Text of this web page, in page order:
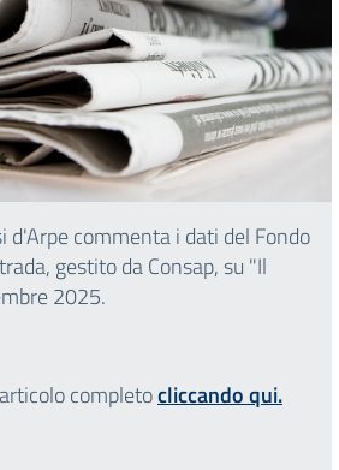
d'Arpe commenta i dati del Fondo
gestito da Consap, su "Il
2025.
completocliccando qui.